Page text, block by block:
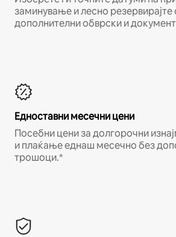
заминување и лесно резервирајте
дополнителни обврски и
Едноставни месечни цени
Посебни цени за долгорочни
и плаќање еднаш месечно без
трошоци.*